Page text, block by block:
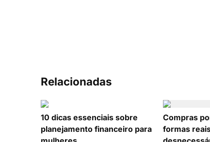
Relacionadas
10 dicas essenciais sobre
planejamento financeiro para
Compras
formas